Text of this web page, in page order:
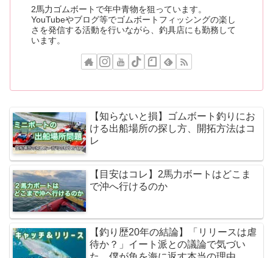
2馬力ゴムボートで年中青物を狙っています。
YouTubeやブログ等でゴムボートフィッシングの楽し
さを発信する活動を行いながら、釣具店にも勤務して
います。
【知らないと損】ゴムボート釣りにお
ける出船場所の探し方、開拓方法はコ
レ
【目安はコレ】2馬力ボートはどこま
で沖へ行けるのか
【釣り歴20年の結論】「リリースは虐
待か？」イート派との議論で気づい